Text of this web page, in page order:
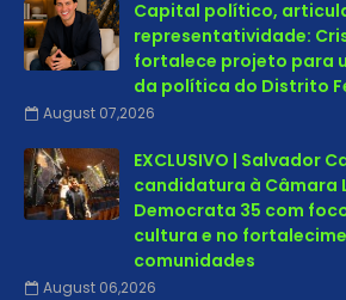
Capital político,
representatividade:
fortalece projeto para
da política do Distrito
August 07,2026
EXCLUSIVO | Salvador
candidatura à Câmara
Democrata 35 com
cultura e no
comunidades
August 06,2026